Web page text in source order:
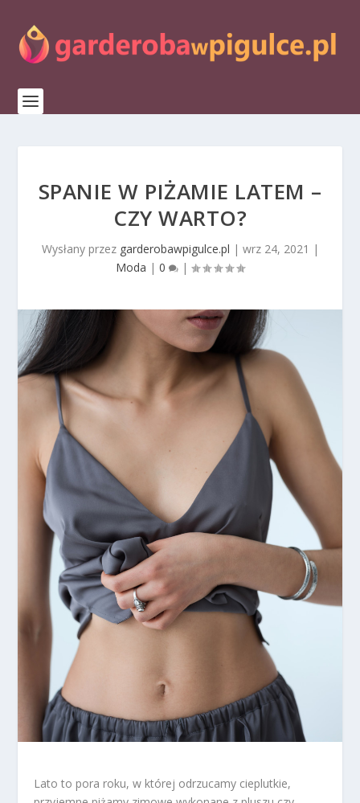
SPANIE W PIŻAMIE LATEM –
CZY WARTO?
Wysłany przez garderobawpigulce.pl | wrz 24, 2021 |
Moda | 0 |
Lato to pora roku, w której odrzucamy cieplutkie,